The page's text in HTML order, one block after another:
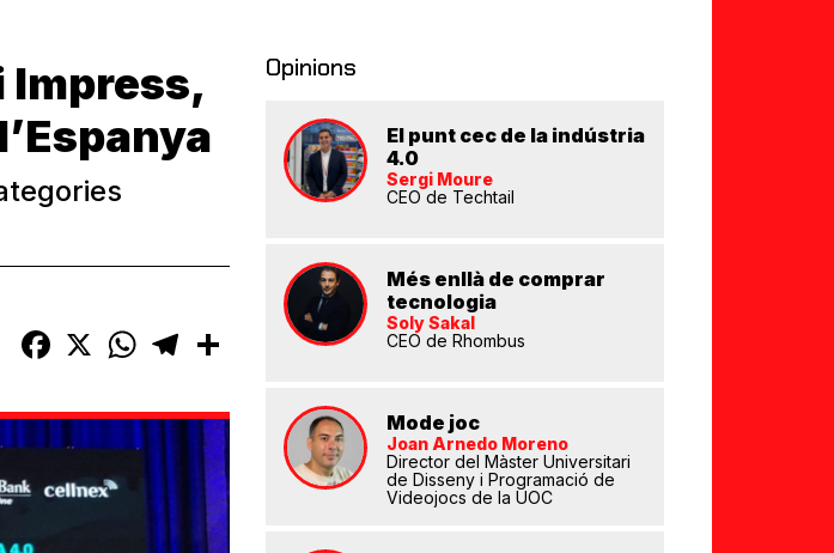
Impress,
Facebook
X WhatsAppTelegramComparteix
Opinions
El punt cec de la indústria
4.0
Sergi Moure
CEO de Techtail
Més enllà de comprar
tecnologia
Soly Sakal
CEO de Rhombus
Mode joc
Joan Arnedo Moreno
Director del Màster Universitari
de Disseny i Programació de
Videojocs de la UOC